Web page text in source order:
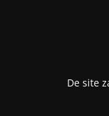
De site